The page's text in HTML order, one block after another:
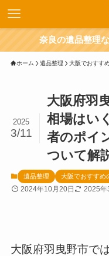
奈良の遺品整理
ホーム 遺品整理 大阪でおすす
大阪府羽
相場はい
者のポイ
ついて解
2025
3/11
遺品整理 大阪でおすすめ
2024年10月20日 2025年
大阪府羽曳野市で